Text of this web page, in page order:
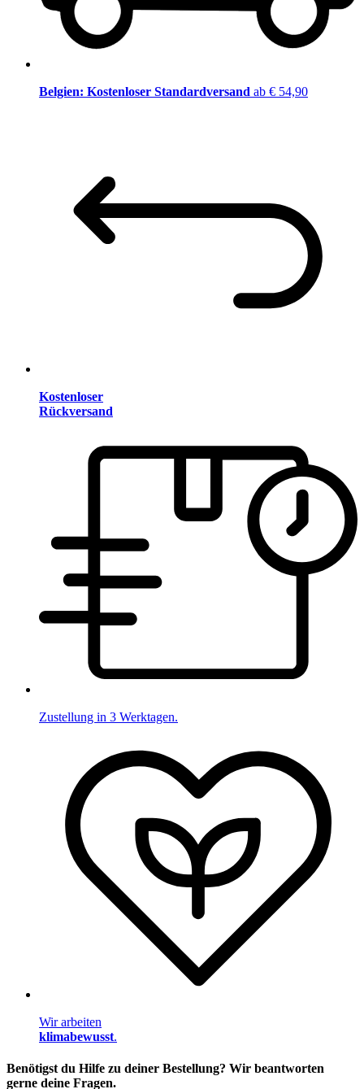
Belgien: Kostenloser Standardversand ab € 54,90
Kostenloser
Rückversand
Zustellung in 3 Werktagen.
Wir arbeiten
klimabewusst.
Benötigst du Hilfe zu deiner Bestellung? Wir beantworten
gerne deine Fragen.